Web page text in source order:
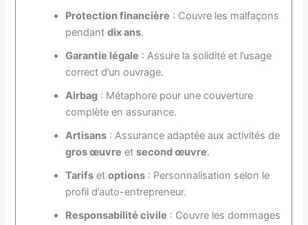
Protection financière : Couvre les malfaçons
pendant dix ans.
Garantie légale : Assure la solidité et l’usage
correct d’un ouvrage.
Airbag: Métaphore pour une couverture
complète en assurance.
Artisans: Assurance adaptée aux activités de
gros œuvre et second œuvre.
Tarifset options: Personnalisation selon le
profil d’auto-entrepreneur.
Responsabilité civile : Couvre les dommages